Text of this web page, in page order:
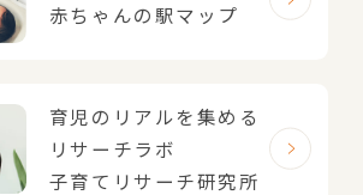
赤ちゃんの駅マップ
育児のリアルを集める
リサーチラボ
子育てリサーチ研究所